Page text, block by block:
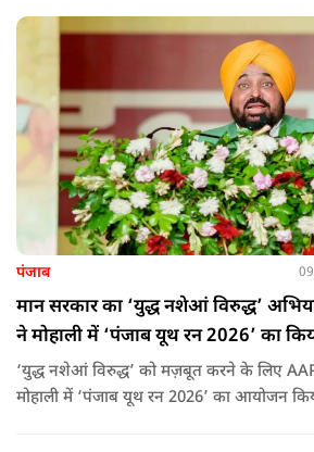
पंजाब
मान सरकार का ‘युद्ध नशेआं विरुद्ध’
ने मोहाली में ‘पंजाब यूथ रन 2026’ का
‘युद्ध नशेआं विरुद्ध’ को मज़बूत करने के लिए
मोहाली में ‘पंजाब यूथ रन 2026’ का आयोजन